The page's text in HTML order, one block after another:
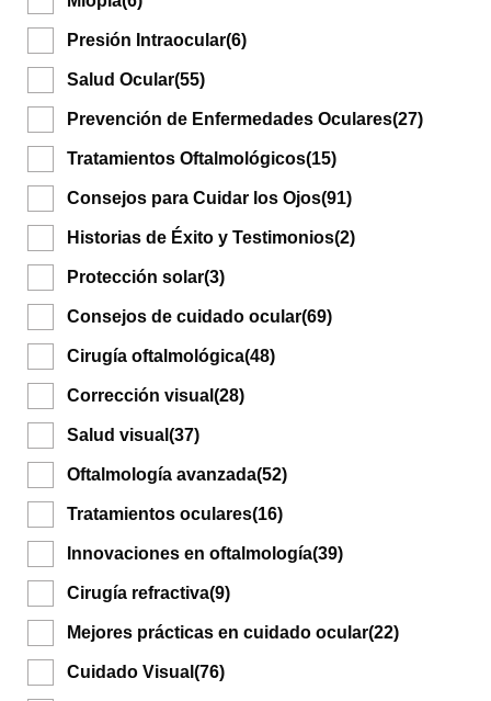
Presión Intraocular(6)
Salud Ocular(55)
Prevención de Enfermedades Oculares(27)
Tratamientos Oftalmológicos(15)
Consejos para Cuidar los Ojos(91)
Historias de Éxito y Testimonios(2)
Protección solar(3)
Consejos de cuidado ocular(69)
Cirugía oftalmológica(48)
Corrección visual (28)
Salud visual (37)
Oftalmología avanzada(52)
Tratamientos oculares(16)
Innovaciones en oftalmología(39)
Cirugía refractiva(9)
Mejores prácticas en cuidado ocular(22)
Cuidado Visual (76)